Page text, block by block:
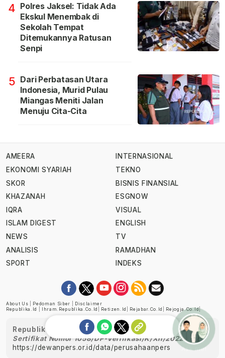
4 Polres Jaksel: Tidak Ada
Ekskul Menembak di
Sekolah Tempat
Ditemukannya Ratusan
Senpi
5 Dari Perbatasan Utara
Indonesia, Murid Pulau
Miangas Meniti Jalan
Menuju Cita-Cita
AMEERA
EKONOMI SYARIAH
SKOR
KHAZANAH
IQRA
ISLAM DIGEST
NEWS
ANALISIS
SPORT
INTERNASIONAL
TEKNO
BISNIS FINANSIAL
ESGNOW
VISUAL
ENGLISH
TV
RAMADHAN
INDEKS
About Us Pedoman Siber
Disclaimer
Republika.id
Ihram.republika.co.id Retizen.id Rejabar.co.id Rejogja.co.id|
Republika telah diverifikasi oleh Dewan Pers
Sertifikat Nomor 1058/DP-Verifikasi/K/XII/2022
https://dewanpers.or.id/data/perusahaanpers
Ask me!